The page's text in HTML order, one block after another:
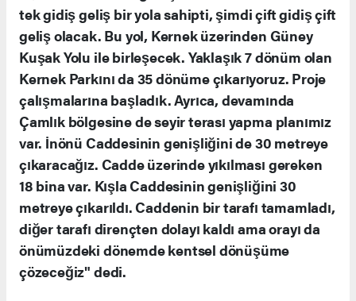
tek gidiş geliş bir yola sahipti, şimdi çift gidiş çift
geliş olacak. Bu yol, Kernek üzerinden Güney
Kuşak Yolu ile birleşecek. Yaklaşık 7 dönüm olan
Kernek Parkını da 35 dönüme çıkarıyoruz. Proje
çalışmalarına başladık. Ayrıca, devamında
Çamlık bölgesine de seyir terası yapma planımız
var. İnönü Caddesinin genişliğini de 30 metreye
çıkaracağız. Cadde üzerinde yıkılması gereken
18 bina var. Kışla Caddesinin genişliğini 30
metreye çıkarıldı. Caddenin bir tarafı tamamladı,
diğer tarafı dirençten dolayı kaldı ama orayı da
önümüzdeki dönemde kentsel dönüşüme
çözeceğiz" dedi.